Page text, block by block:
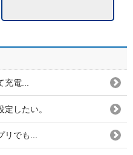
充電...
したい。
リでも...